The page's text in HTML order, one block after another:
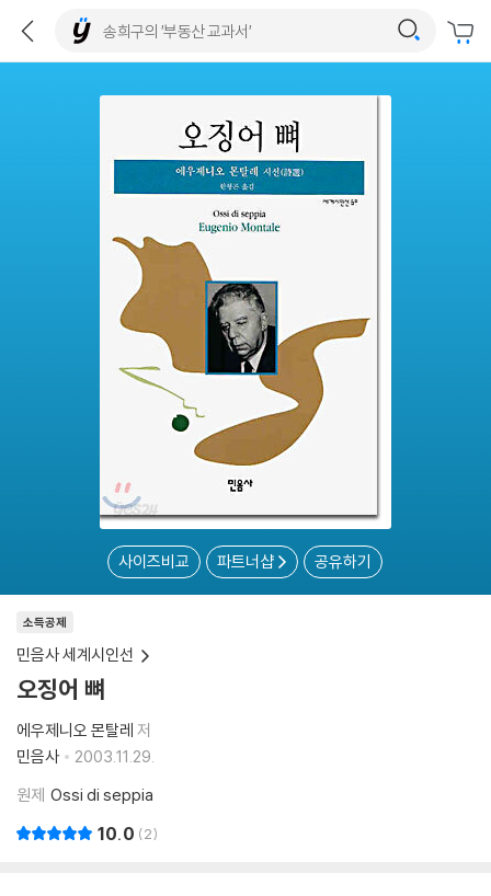
사이즈비교 파트너샵 공유하기
소득공제
민음사 세계시인선
오징어 뼈
에우제니오 몬탈레 저
민음사
2003.11.29.
원제 Ossi di seppia
10.0 2